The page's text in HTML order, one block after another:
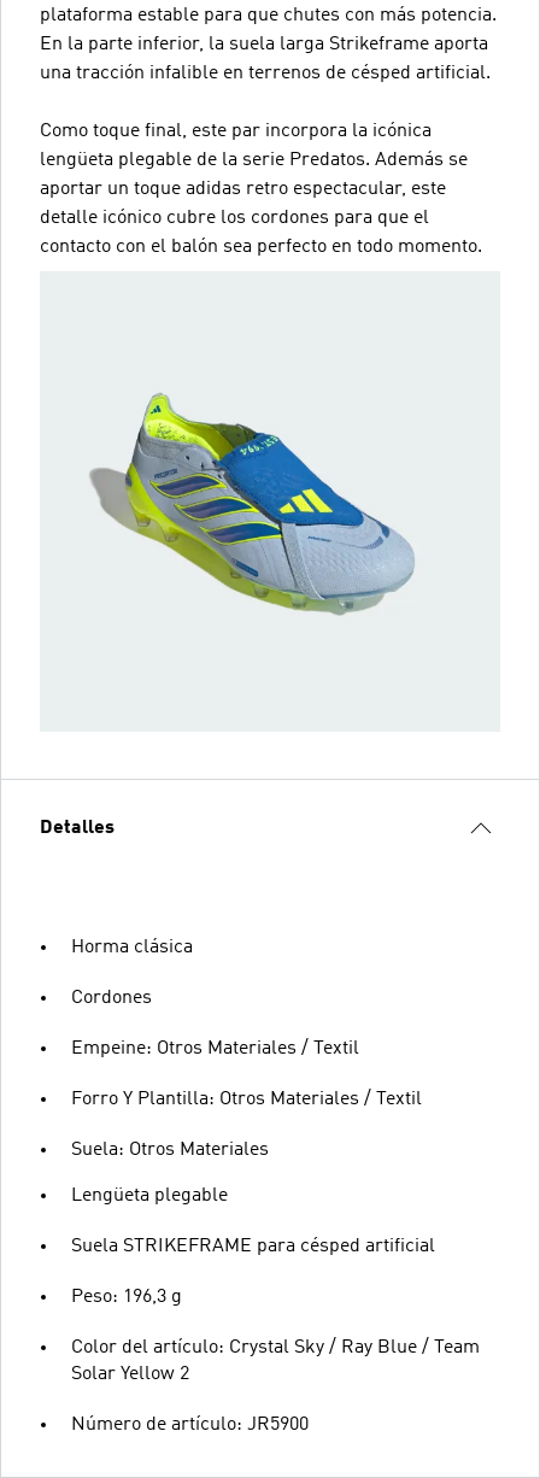
plataforma estable para que chutes con más potencia.
En la parte inferior, la suela larga Strikeframe aporta
una tracción infalible en terrenos de césped artificial.
Como toque final, este par incorpora la icónica
lengüeta plegable de la serie Predatos. Además se
aportar un toque adidas retro espectacular, este
detalle icónico cubre los cordones para que el
contacto con el balón sea perfecto en todo momento.
Detalles
Horma clásica
Cordones
Empeine: Otros Materiales / Textil
Forro Y Plantilla: Otros Materiales / Textil
Suela: Otros Materiales
Lengüeta plegable
Suela STRIKEFRAME para césped artificial
Peso: 196,3 g
Color del artículo: Crystal Sky / Ray Blue / Team
Solar Yellow 2
Número de artículo: JR5900